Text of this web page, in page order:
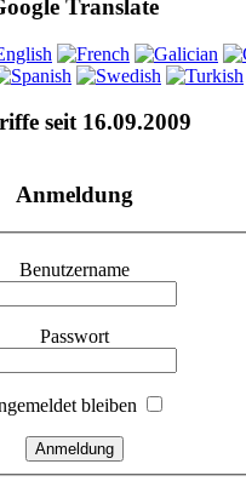
Translate
seit 16.09.2009
Anmeldung
Benutzername
Passwort
bleiben